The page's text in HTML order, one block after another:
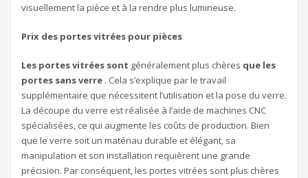
visuellement la pièce et à la rendre plus lumineuse.
Prix des portes vitrées pour pièces
Les portes vitrées sont généralement plus chères que les
portes sans verre . Cela s’explique par le travail
supplémentaire que nécessitent l’utilisation et la pose du verre.
La découpe du verre est réalisée à l’aide de machines CNC
spécialisées, ce qui augmente les coûts de production. Bien
que le verre soit un matériau durable et élégant, sa
manipulation et son installation requièrent une grande
précision. Par conséquent, les portes vitrées sont plus chères